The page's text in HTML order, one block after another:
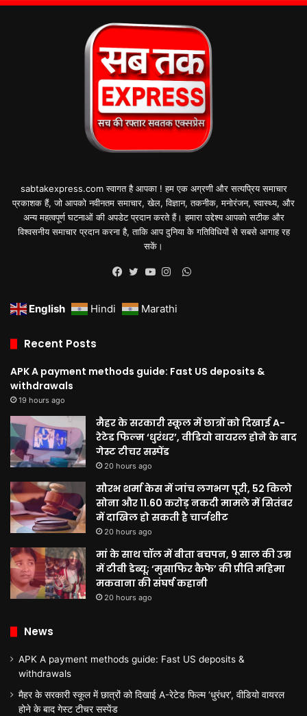
sabtakexpress.com स्वागत है आपका ! हम एक अग्रणी और सत्यप्रिय समाचार
प्रकाशक हैं, जो आपको नवीनतम समाचार, खेल, विज्ञान, तकनीक, मनोरंजन, स्वास्थ्य, और
अन्य महत्वपूर्ण घटनाओं की अपडेट प्रदान करते हैं। हमारा उद्देश्य आपको सटीक और
विश्वसनीय समाचार प्रदान करना है, ताकि आप दुनिया के गतिविधियों से सबसे आगाह रह
सकें।
WhatsApp
English Hindi Marathi
Recent Posts
APK A payment methods guide: Fast US deposits &
withdrawals
19 hours ago
मैहर के सरकारी स्कूल में छात्रों को दिखाई A-
रेटेड फिल्म ‘धुरंधर’, वीडियो वायरल होने के बाद
गेस्ट टीचर सस्पेंड
20 hours ago
सौरभ शर्मा केस में जांच लगभग पूरी, 52 किलो
सोना और 11.60 करोड़ नकदी मामले में सितंबर
में दाखिल हो सकती है चार्जशीट
20 hours ago
मां के साथ चॉल में बीता बचपन, 9 साल की उम्र
में टीवी डेब्यू; ‘मुसाफिर कैफे’ की प्रीति महिमा
मकवाना की संघर्ष कहानी
20 hours ago
News
APK A payment methods guide: Fast US deposits &
withdrawals
मैहर के सरकारी स्कूल में छात्रों को दिखाई A-रेटेड फिल्म ‘धुरंधर’, वीडियो वायरल
होने के बाद गेस्ट टीचर सस्पेंड